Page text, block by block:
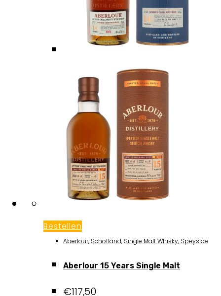
Bestellen
Aberlour, Schotland, Single Malt Whisky, Speyside
Aberlour 15 Years Single Malt
€117,50